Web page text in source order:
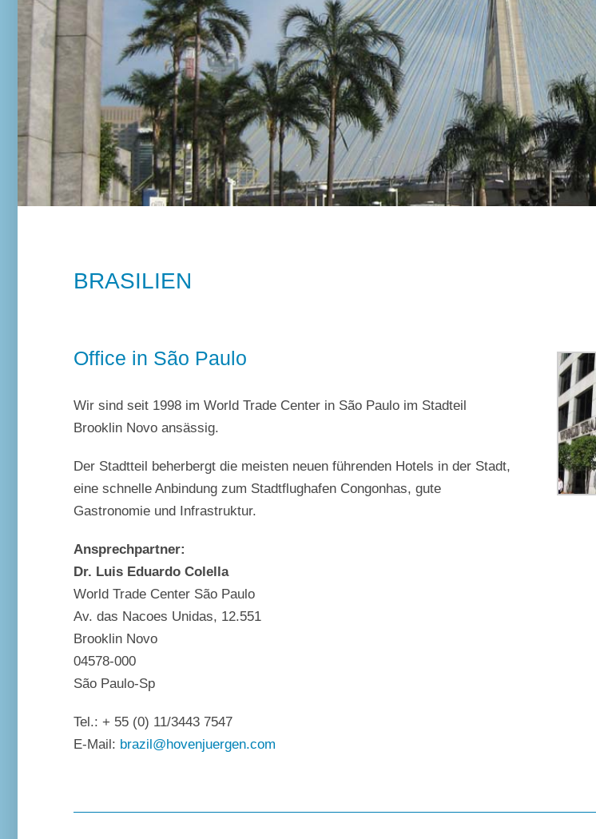
BRASILIEN
Office in São Paulo
Wir sind seit 1998 im World Trade Center in São Paulo im Stadteil
Brooklin Novo ansässig.
Der Stadtteil beherbergt die meisten neuen führenden Hotels in der Stadt,
eine schnelle Anbindung zum Stadtflughafen Congonhas, gute
Gastronomie und Infrastruktur.
Ansprechpartner:
Dr. Luis Eduardo Colella
World Trade Center São Paulo
Av. das Nacoes Unidas, 12.551
Brooklin Novo
04578-000
São Paulo-Sp
Tel.: + 55 (0) 11/3443 7547
E-Mail: brazil@hovenjuergen.com